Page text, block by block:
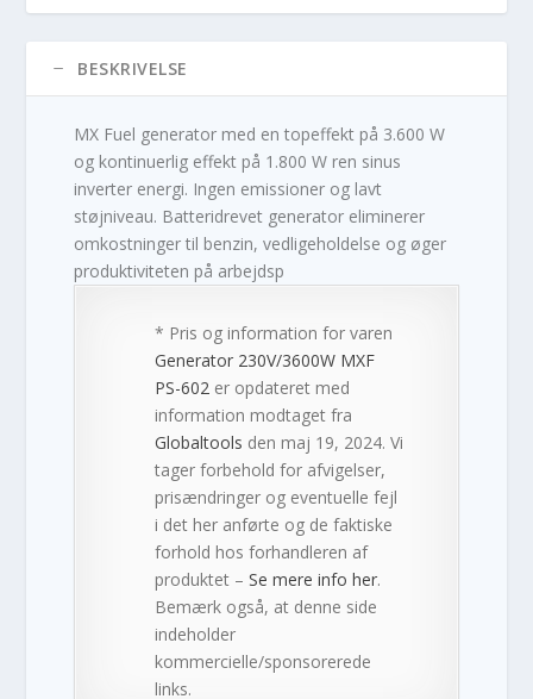
BESKRIVELSE
MX Fuel generator med en topeffekt på 3.600 W
og kontinuerlig effekt på 1.800 W ren sinus
inverter energi. Ingen emissioner og lavt
støjniveau. Batteridrevet generator eliminerer
omkostninger til benzin, vedligeholdelse og øger
produktiviteten på arbejdsp
* Pris og information for varen
Generator 230V/3600W MXF
PS-602 er opdateret med
information modtaget fra
Globaltools den maj 19, 2024. Vi
tager forbehold for afvigelser,
prisændringer og eventuelle fejl
i det her anførte og de faktiske
forhold hos forhandleren af
produktet –Se mere info her.
Bemærk også, at denne side
indeholder
kommercielle/sponsorerede
links.